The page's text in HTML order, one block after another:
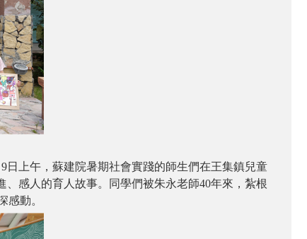
日上午，蘇建院暑期社會實踐的師生們在王集鎮兒童
感人的育人故事。同學們被朱永老師40年來，紮根
感動。